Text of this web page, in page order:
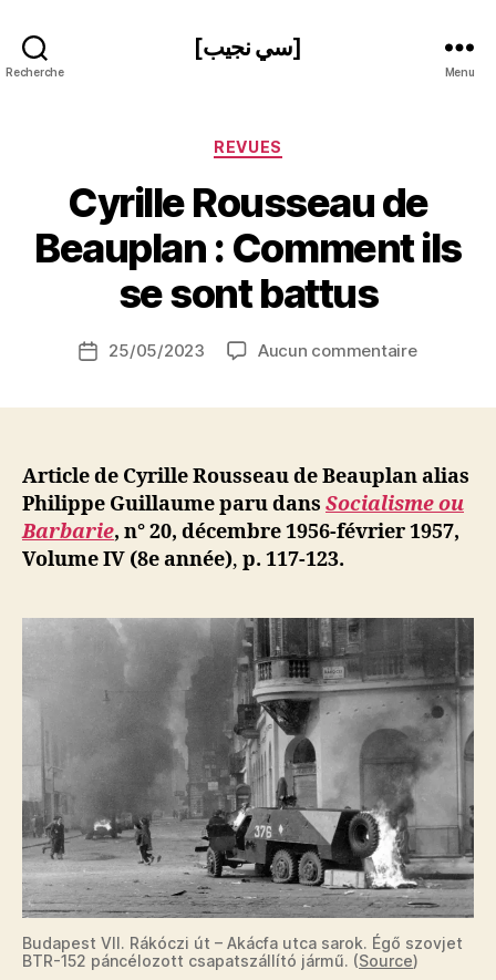
Recherche
[سي نجيب]
Menu
Catégories
REVUES
Cyrille Rousseau de
Beauplan : Comment ils
se sont battus
de
a
S
N
Date25/05/2023 Aucun commentairesur
:
Comment
ils
se
Article de Cyrille Rousseau de Beauplan alias
Philippe Guillaume paru dans Socialisme ou
Barbarie, n° 20, décembre 1956-février 1957,
Volume IV (8e année), p. 117-123.
Budapest VII. Rákóczi út – Akácfa utca sarok. Égő szovjet
BTR-152 páncélozott csapatszállító jármű. (Source)